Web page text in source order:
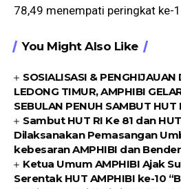
78,49 menempati peringkat ke-
You Might Also Like
SOSIALISASI &
LEDONG TIMUR, AMPHIBI
SEBULAN PENUH SAMBUT HUT
Sambut HUT RI Ke 81 dan
Dilaksanakan Pemasangan
kebesaran AMPHIBI dan
Ketua Umum AMPHIBI Ajak
Serentak HUT AMPHIBI ke-10